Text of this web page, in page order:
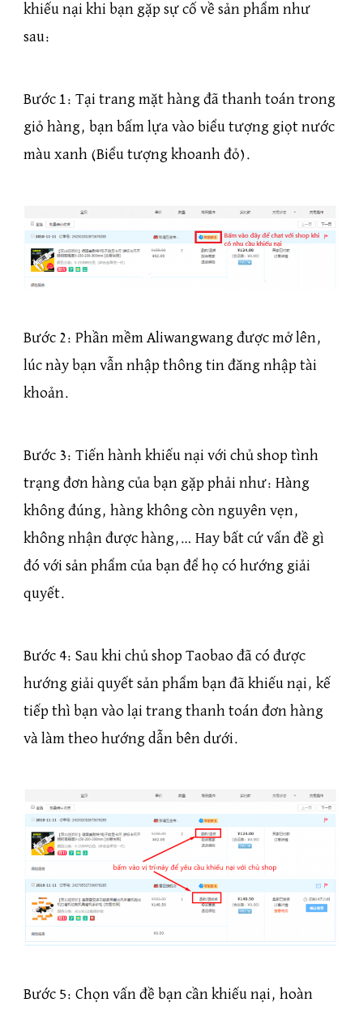
khiếu nại khi bạn gặp sự cố về sản phẩm như
sau:
Bước 1: Tại trang mặt hàng đã thanh toán trong
giỏ hàng, bạn bấm lựa vào biểu tượng giọt nước
màu xanh (Biểu tượng khoanh đỏ).
Bước 2: Phần mềm Aliwangwang được mở lên,
lúc này bạn vẫn nhập thông tin đăng nhập tài
khoản.
Bước 3: Tiến hành khiếu nại với chủ shop tình
trạng đơn hàng của bạn gặp phải như: Hàng
không đúng, hàng không còn nguyên vẹn,
không nhận được hàng,… Hay bất cứ vấn đề gì
đó với sản phẩm của bạn để họ có hướng giải
quyết.
Bước 4: Sau khi chủ shop Taobao đã có được
hướng giải quyết sản phẩm bạn đã khiếu nại, kế
tiếp thì bạn vào lại trang thanh toán đơn hàng
và làm theo hướng dẫn bên dưới.
Bước 5: Chọn vấn đề bạn cần khiếu nại, hoàn